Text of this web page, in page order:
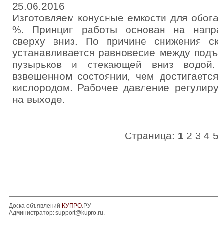
25.06.2016
Изготовляем конусные емкости для
%. Принцип работы основан на
сверху вниз. По причине снижения
устанавливается равновесие между
пузырьков и стекающей вниз
взвешенном состоянии, чем
кислородом. Рабочее давление
на выходе.
Страница: 1 2 3 4 5
Доска объявлений КУПРО.РУ.
Администратор: support@kupro.ru.